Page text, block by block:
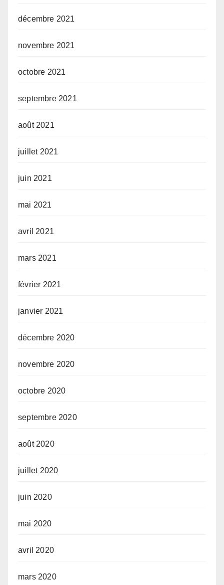
décembre 2021
novembre 2021
octobre 2021
septembre 2021
août 2021
juillet 2021
juin 2021
mai 2021
avril 2021
mars 2021
février 2021
janvier 2021
décembre 2020
novembre 2020
octobre 2020
septembre 2020
août 2020
juillet 2020
juin 2020
mai 2020
avril 2020
mars 2020